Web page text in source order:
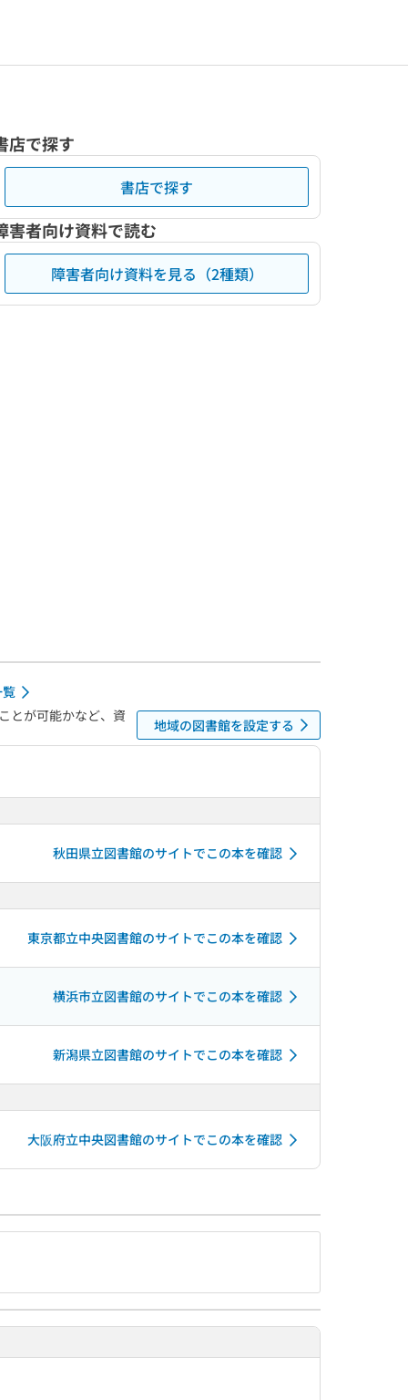
店で探す
書店で探す
害者向け資料で読む
障害者向け資料を見る（2種類）
とが可能かなど、資
地域の図書館を設定する
秋田県立図書館のサイトでこの本を確認
東京都立中央図書館のサイトでこの本を確認
横浜市立図書館のサイトでこの本を確認
新潟県立図書館のサイトでこの本を確認
大阪府立中央図書館のサイトでこの本を確認